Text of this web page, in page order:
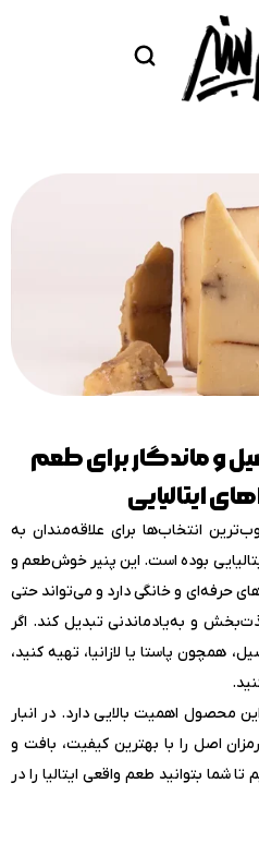
و ماندگار برای طعم
ایتالیایی
انتخاب‌ها برای علاقه‌مندان به
بوده است. این پنیر خوش‌طعم و
حرفه‌ای و خانگی دارد و می‌تواند حتی
و به‌یادماندنی تبدیل کند. اگر
همچون پاستا یا لازانیا، تهیه کنید،
محصول اهمیت بالایی دارد. در انبار
اصل را با بهترین کیفیت، بافت و
شما بتوانید طعم واقعی ایتالیا را در